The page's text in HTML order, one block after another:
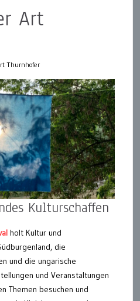
Art
Thurnhofer
Kulturschaffen
holt Kultur und
die
und die ungarische
und Veranstaltungen
Themen besuchen und